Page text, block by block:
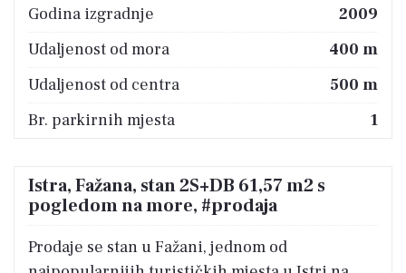
Godina izgradnje
2009
Udaljenost od mora
400 m
Udaljenost od centra
500 m
Br. parkirnih mjesta
1
Istra, Fažana, stan 2S+DB 61,57 m2 s
pogledom na more, #prodaja
Prodaje se stan u Fažani, jednom od